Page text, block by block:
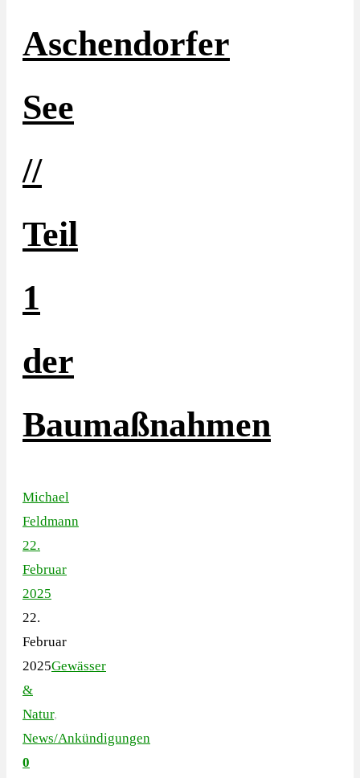
Aschendorfer
See
//
Teil
1
der
Baumaßnahmen
Michael
Feldmann
22.
Februar
2025
22.
Februar
2025Gewässer
&
Natur,
News/Ankündigungen
0